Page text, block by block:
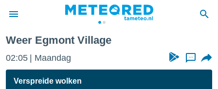
door
Weer Egmont Village
02:05 Maandag ...
Verspreide wolken